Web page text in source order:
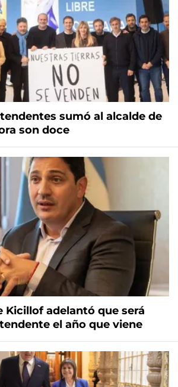
sumó al alcalde de
son doce
Kicillof adelantó que será
el año que viene